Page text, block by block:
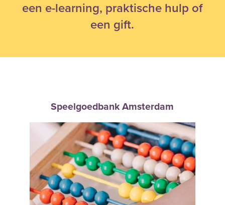
een e-learning, praktische hulp of
een gift.
Speelgoedbank Amsterdam